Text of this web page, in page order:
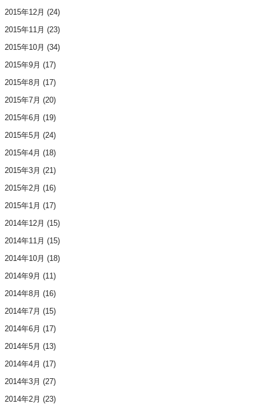
2015年12月 (24)
2015年11月 (23)
2015年10月 (34)
2015年9月 (17)
2015年8月 (17)
2015年7月 (20)
2015年6月 (19)
2015年5月 (24)
2015年4月 (18)
2015年3月 (21)
2015年2月 (16)
2015年1月 (17)
2014年12月 (15)
2014年11月 (15)
2014年10月 (18)
2014年9月 (11)
2014年8月 (16)
2014年7月 (15)
2014年6月 (17)
2014年5月 (13)
2014年4月 (17)
2014年3月 (27)
2014年2月 (23)